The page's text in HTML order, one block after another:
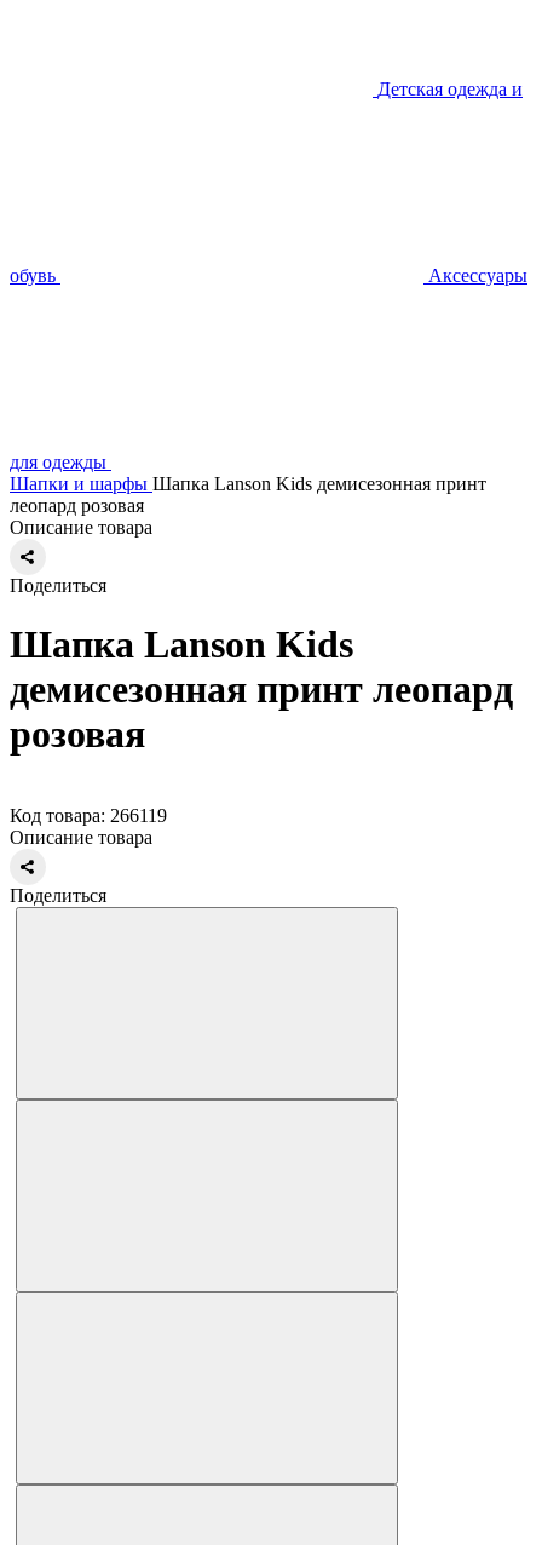
Детская одежда и
обувь Аксессуары
для одежды
Шапки и шарфы Шапка Lanson Kids демисезонная принт
леопард розовая
Описание товара
Поделиться
Шапка Lanson Kids
демисезонная принт леопард
розовая
Код товара: 266119
Описание товара
Поделиться